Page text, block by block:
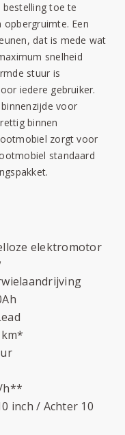
toe te
Een
dat is mede wat
snelheid
stuur is
iedere gebruiker.
voor
binnen
zorgt voor
standaard
elektromotor
h**
inch / Achter 10